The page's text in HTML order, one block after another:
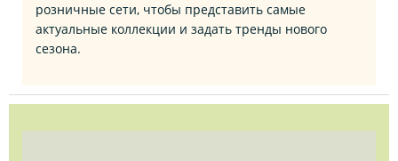
розничные сети, чтобы представить самые
актуальные коллекции и задать тренды нового
сезона.